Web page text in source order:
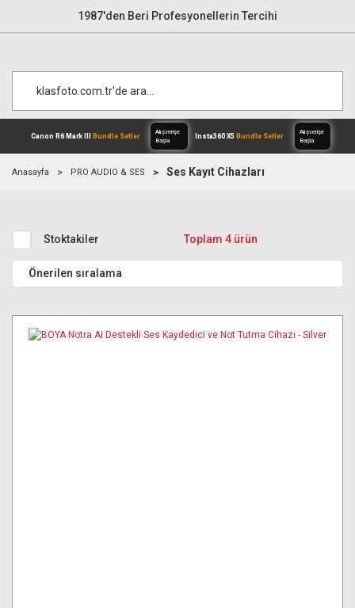
1987'den Beri Profesyonellerin Tercihi
Anasayfa PRO AUDIO & SES Ses Kayıt Cihazları
Stoktakiler Toplam 4 ürün